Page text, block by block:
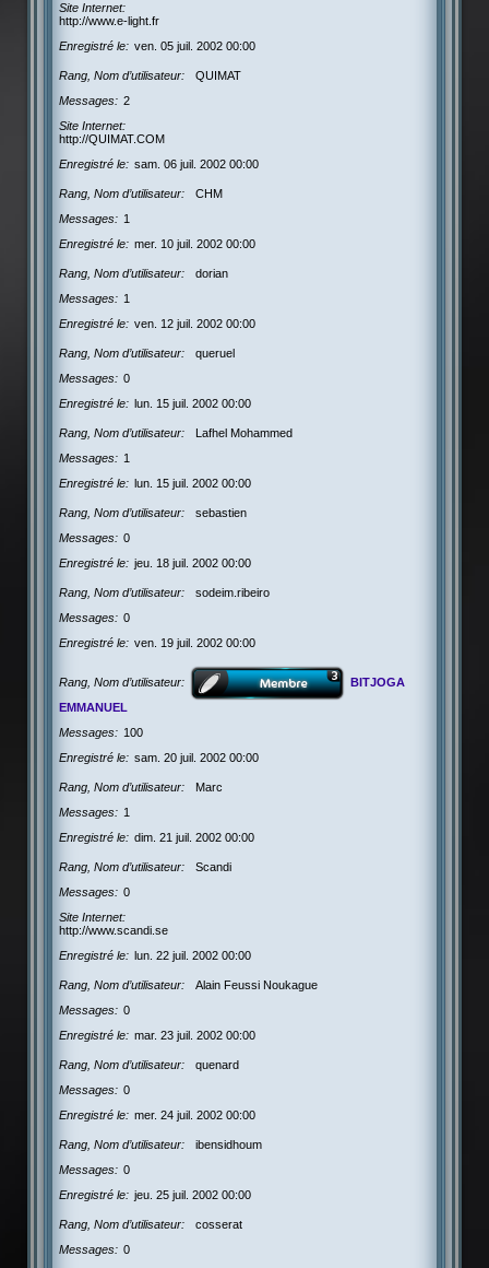
Site Internet
http://www.e-light.fr
Enregistré le
ven. 05 juil. 2002 00:00
Rang, Nom d’utilisateur
QUIMAT
Messages
2
Site Internet
http://QUIMAT.COM
Enregistré le
sam. 06 juil. 2002 00:00
Rang, Nom d’utilisateur
CHM
Messages
1
Enregistré le
mer. 10 juil. 2002 00:00
Rang, Nom d’utilisateur
dorian
Messages
1
Enregistré le
ven. 12 juil. 2002 00:00
Rang, Nom d’utilisateur
queruel
Messages
0
Enregistré le
lun. 15 juil. 2002 00:00
Rang, Nom d’utilisateur
Lafhel Mohammed
Messages
1
Enregistré le
lun. 15 juil. 2002 00:00
Rang, Nom d’utilisateur
sebastien
Messages
0
Enregistré le
jeu. 18 juil. 2002 00:00
Rang, Nom d’utilisateur
sodeim.ribeiro
Messages
0
Enregistré le
ven. 19 juil. 2002 00:00
Rang, Nom d’utilisateur
BITJOGA
EMMANUEL
Messages
100
Enregistré le
sam. 20 juil. 2002 00:00
Rang, Nom d’utilisateur
Marc
Messages
1
Enregistré le
dim. 21 juil. 2002 00:00
Rang, Nom d’utilisateur
Scandi
Messages
0
Site Internet
http://www.scandi.se
Enregistré le
lun. 22 juil. 2002 00:00
Rang, Nom d’utilisateur
Alain Feussi Noukague
Messages
0
Enregistré le
mar. 23 juil. 2002 00:00
Rang, Nom d’utilisateur
quenard
Messages
0
Enregistré le
mer. 24 juil. 2002 00:00
Rang, Nom d’utilisateur
ibensidhoum
Messages
0
Enregistré le
jeu. 25 juil. 2002 00:00
Rang, Nom d’utilisateur
cosserat
Messages
0